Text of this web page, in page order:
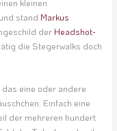
kleinen
stand Markus
der Headshot-
die Stegerwalks doch
eine oder andere
Einfach eine
der mehreren hundert